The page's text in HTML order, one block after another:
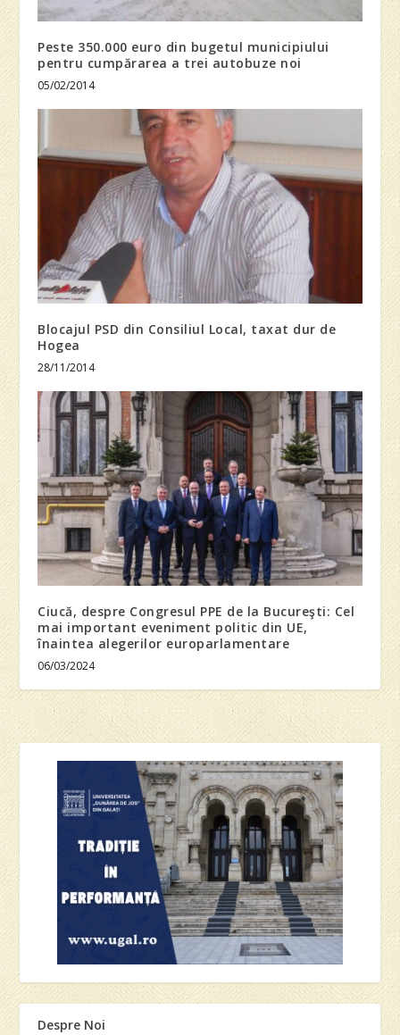
Peste 350.000 euro din bugetul municipiului
pentru cumpărarea a trei autobuze noi
05/02/2014
Blocajul PSD din Consiliul Local, taxat dur de
Hogea
28/11/2014
Ciucă, despre Congresul PPE de la Bucureşti: Cel
mai important eveniment politic din UE,
înaintea alegerilor europarlamentare
06/03/2024
Despre Noi